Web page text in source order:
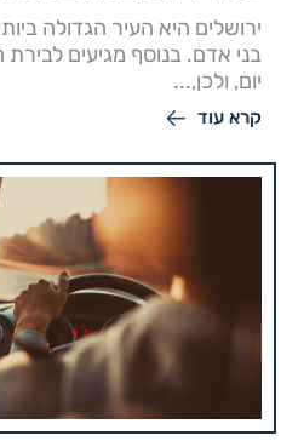
ירושלים היא העיר הגדולה
בני אדם. בנוסף מגיעים
יום, ולכן,...
קרא עוד